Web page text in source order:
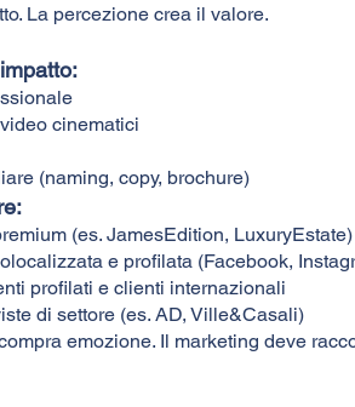
La percezione crea il valore.
cinematici
(naming, copy, brochure)
(es. JamesEdition, LuxuryEstate)
e profilata (Facebook,
profilati e clienti internazionali
di settore (es. AD, Ville&Casali)
emozione. Il marketing deve